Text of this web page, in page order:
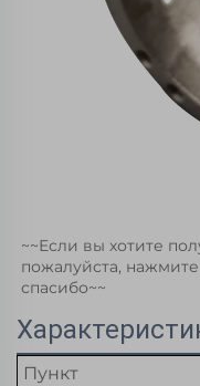
~~Если вы хотите
пожалуйста,
спасибо~~
Пункт